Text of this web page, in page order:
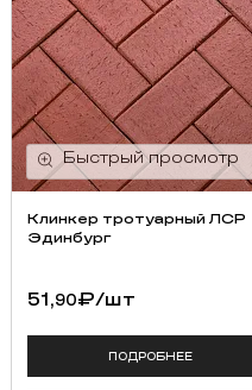
Клинкер тротуарный ЛСР
Эдинбург
51,90₽/шт
ПОДРОБНЕЕ